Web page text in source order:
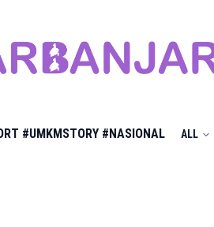
#UMKMSTORY #NASIONAL ALL